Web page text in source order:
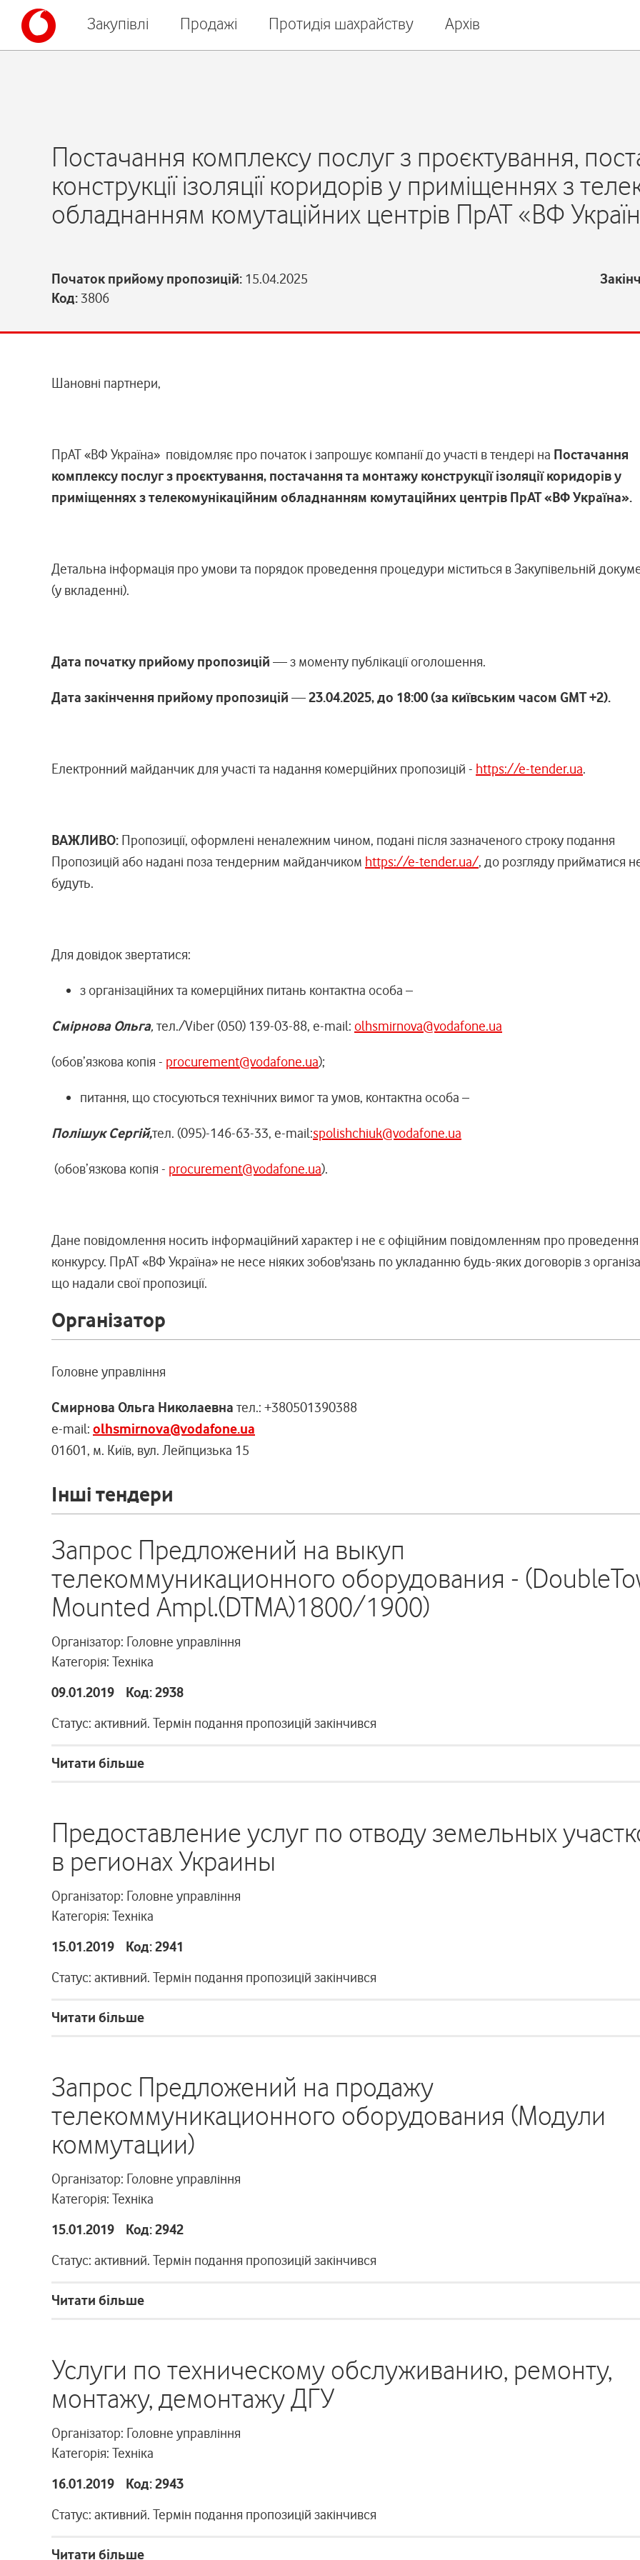
Закупівлі Продажі Протидія шахрайству Архів
Постачання комплексу послуг з проєктування,
конструкції ізоляції коридорів у приміщеннях з
обладнанням комутаційних центрів ПрАТ «ВФ
Початок прийому пропозицій: 15.04.2025
Код: 3806
Шановні партнери,
ПрАТ «ВФ Україна» повідомляє про початок і запрошує компанії до участі в тендері на Постачання
комплексу послуг з проєктування, постачання та монтажу конструкції ізоляції коридорів у
приміщеннях з телекомунікаційним обладнанням комутаційних центрів ПрАТ «ВФ Україна».
Детальна інформація про умови та порядок проведення процедури міститься в Закупівельній
(у вкладенні).
Дата початку прийому пропозицій — з моменту публікації оголошення.
Дата закінчення прийому пропозицій —23.04.2025, до 18:00 (за київським часом GMT +2).
Електронний майданчик для участі та надання комерційних пропозицій - https://e-tender.ua.
ВАЖЛИВО: Пропозиції, оформлені неналежним чином, подані після зазначеного строку подання
Пропозицій або надані поза тендерним майданчиком https://e-tender.ua/, до розгляду прийматися
будуть.
Для довідок звертатися:
з організаційних та комерційних питань контактна особа –
Смірнова Ольга, тел./Viber (050) 139-03-88, e-mail: olhsmirnova@vodafone.ua
(обов’язкова копія - procurement@vodafone.ua);
питання, що стосуються технічних вимог та умов, контактна особа –
Полішук Сергій,тел. (095)-146-63-33, e-mail:spolishchiuk@vodafone.ua
(обов’язкова копія - procurement@vodafone.ua).
Дане повідомлення носить інформаційний характер і не є офіційним повідомленням про проведення
конкурсу. ПрАТ «ВФ Україна» не несе ніяких зобов'язань по укладанню будь-яких договорів з
що надали свої пропозиції.
Організатор
Головне управління
Смирнова Ольга Николаевна тел.: +380501390388
e-mail: olhsmirnova@vodafone.ua
01601, м. Київ, вул. Лейпцизька 15
Інші тендери
Запрос Предложений на выкуп
телекоммуникационного оборудования -
Mounted Ampl.(DTMA)1800/1900)
Організатор: Головне управління
Категорія: Техніка
09.01.2019 Код: 2938
Статус: активний. Термін подання пропозицій закінчився
Читати більше
Предоставление услуг по отводу земельных
в регионах Украины
Організатор: Головне управління
Категорія: Техніка
15.01.2019 Код: 2941
Статус: активний. Термін подання пропозицій закінчився
Читати більше
Запрос Предложений на продажу
телекоммуникационного оборудования (Модули
коммутации)
Організатор: Головне управління
Категорія: Техніка
15.01.2019 Код: 2942
Статус: активний. Термін подання пропозицій закінчився
Читати більше
Услуги по техническому обслуживанию, ремонту,
монтажу, демонтажу ДГУ
Організатор: Головне управління
Категорія: Техніка
16.01.2019 Код: 2943
Статус: активний. Термін подання пропозицій закінчився
Читати більше